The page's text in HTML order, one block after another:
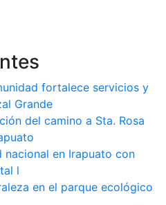
fortalece servicios y
Grande
del camino a Sta. Rosa
nacional en Irapuato con
l
en el parque ecológico